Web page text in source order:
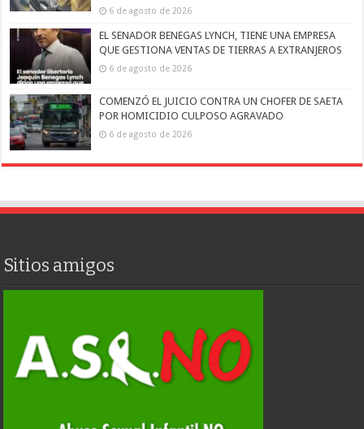
6 de agosto de 2026
EL SENADOR BENEGAS LYNCH, TIENE UNA EMPRESA
QUE GESTIONA VENTAS DE TIERRAS A EXTRANJEROS
6 de agosto de 2026
COMENZÓ EL JUICIO CONTRA UN CHOFER DE SAETA
POR HOMICIDIO CULPOSO AGRAVADO
6 de agosto de 2026
Sitios amigos